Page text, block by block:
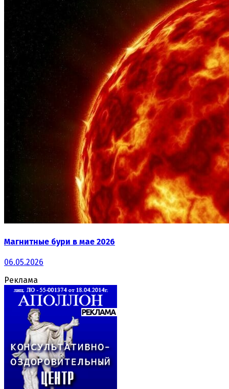
Магнитные бури в мае 2026
06.05.2026
Реклама